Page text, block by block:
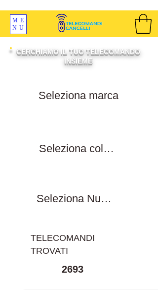
ME
NU
CERCHIAMO IL TUO TELECOMANDO
INSIEME
TELECOMANDI
TROVATI
2693